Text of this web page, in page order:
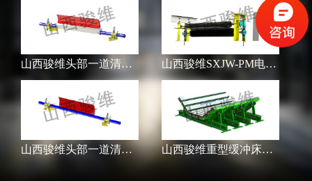
山西骏维头部一道清扫器SXJW-H 山西骏维SXJW-PM电动滚刷清扫器
山西骏维头部一道清扫器SXJW-HR 山西骏维重型缓冲床SXJW-C